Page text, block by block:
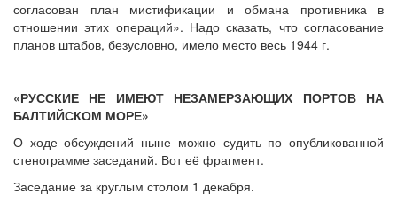
согласован план мистификации и обмана противника в
отношении этих операций». Надо сказать, что согласование
планов штабов, безусловно, имело место весь 1944 г.
«РУССКИЕ НЕ ИМЕЮТ НЕЗАМЕРЗАЮЩИХ ПОРТОВ НА
БАЛТИЙСКОМ МОРЕ»
О ходе обсуждений ныне можно судить по опубликованной
стенограмме заседаний. Вот её фрагмент.
Заседание за круглым столом 1 декабря.